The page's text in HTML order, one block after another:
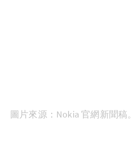
圖片來源：Nokia 官網新聞稿。